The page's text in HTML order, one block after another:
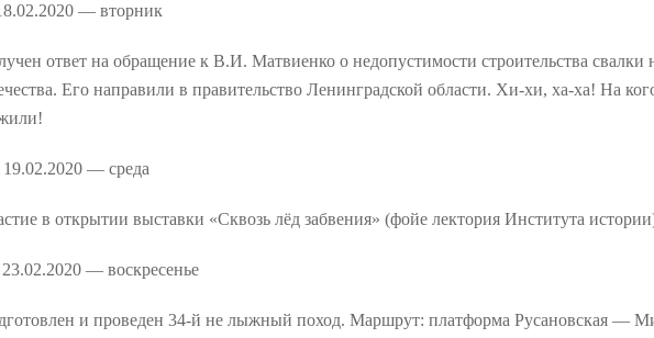
— вторник
ответ на обращение к В.И. Матвиенко о недопустимости строительства свалки
Его направили в правительство Ленинградской области. Хи-хи, ха-ха! На
19.02.2020 — среда
в открытии выставки «Сквозь лёд забвения» (фойе лектория Института
23.02.2020 — воскресенье
и проведен 34-й не лыжный поход. Маршрут: платформа Русановская